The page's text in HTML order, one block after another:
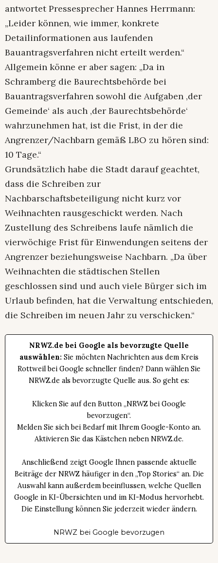
antwortet Pressesprecher Hannes Herrmann:
„Leider können, wie immer, konkrete
Detailinformationen aus laufenden
Bauantragsverfahren nicht erteilt werden.“
Allgemein könne er aber sagen: „Da in
Schramberg die Baurechtsbehörde bei
Bauantragsverfahren sowohl die Aufgaben ‚der
Gemeinde‘ als auch ‚der Baurechtsbehörde‘
wahrzunehmen hat, ist die Frist, in der die
Angrenzer/Nachbarn gemäß LBO zu hören sind:
10 Tage.“
Grundsätzlich habe die Stadt darauf geachtet,
dass die Schreiben zur
Nachbarschaftsbeteiligung nicht kurz vor
Weihnachten rausgeschickt werden. Nach
Zustellung des Schreibens laufe nämlich die
vierwöchige Frist für Einwendungen seitens der
Angrenzer beziehungsweise Nachbarn. „Da über
Weihnachten die städtischen Stellen
geschlossen sind und auch viele Bürger sich im
Urlaub befinden, hat die Verwaltung entschieden,
die Schreiben im neuen Jahr zu verschicken.“
NRWZ.de bei Google als bevorzugte Quelle
auswählen: Sie möchten Nachrichten aus dem Kreis
Rottweil bei Google schneller finden? Dann wählen Sie
NRWZ.de als bevorzugte Quelle aus. So geht es:
Klicken Sie auf den Button „NRWZ bei Google
bevorzugen“.
Melden Sie sich bei Bedarf mit Ihrem Google-Konto an.
Aktivieren Sie das Kästchen neben NRWZ.de.
Anschließend zeigt Google Ihnen passende aktuelle
Beiträge der NRWZ häufiger in den „Top Stories“ an. Die
Auswahl kann außerdem beeinflussen, welche Quellen
Google in KI-Übersichten und im KI-Modus hervorhebt.
Die Einstellung können Sie jederzeit wieder ändern.
NRWZ bei Google bevorzugen